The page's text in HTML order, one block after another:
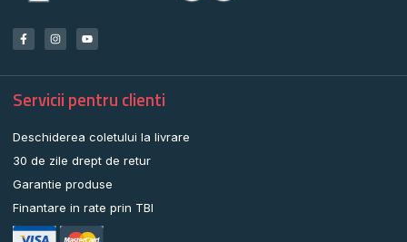
Servicii pentru clienti
Deschiderea coletului la livrare
30 de zile drept de retur
Garantie produse
Finantare in rate prin TBI